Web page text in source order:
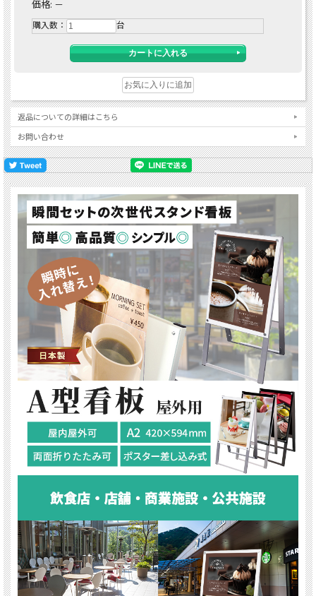
価格: －
購入数： 台
返品についての詳細はこちら
お問い合わせ